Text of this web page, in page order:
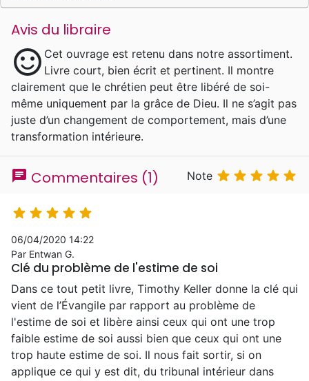
Avis du libraire
sentiment_satisfied Cet ouvrage est retenu dans notre assortiment.
Livre court, bien écrit et pertinent. Il montre
clairement que le chrétien peut être libéré de soi-
même uniquement par la grâce de Dieu. Il ne s’agit pas
juste d’un changement de comportement, mais d’une
transformation intérieure.
chat Commentaires (1) Note     
    
06/04/2020 14:22
Par Entwan G.
Clé du problème de l'estime de soi
Dans ce tout petit livre, Timothy Keller donne la clé qui
vient de l’Évangile par rapport au problème de
l'estime de soi et libère ainsi ceux qui ont une trop
faible estime de soi aussi bien que ceux qui ont une
trop haute estime de soi. Il nous fait sortir, si on
applique ce qui y est dit, du tribunal intérieur dans